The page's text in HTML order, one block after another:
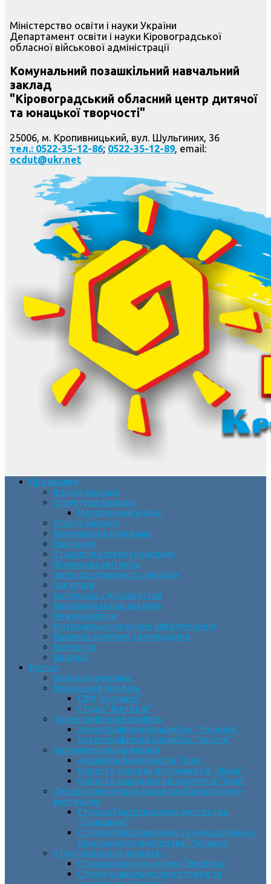
Міністерство освіти і науки України
Департамент освіти і науки Кіровоградської
обласної військової адміністрації
Комунальний позашкільний навчальний
заклад
"Кіровоградський обласний центр дитячої
та юнацької творчості"
25006, м. Кропивницький, вул. Шульгиних, 36
тел.: 0522-35-12-86; 0522-35-12-89, email:
ocdut@ukr.net
Про заклад
Історія закладу
Структура закладу
Методичний відділ
Статут закладу
Комплексна програма
Програми
Стратегія розвитку закладу
Фінансова звітність
Звіти про діяльність закладу
Закупівлі
Інструкція з діловодства
Кадровий склад закладу
Режим роботи
Матеріально-технічне забезпечення
Правила прийому та поведінки
Контакти
Вакансії
Гуртки
Освітня програма
Вокальний профіль
СВМ “Антарес”
Студія “Вікторія”
Хореографічний профіль
Хореографічний ансамбль “Росинка”
Хореографічний ансамбль “Час пік”
Інструментальна музика
Ансамбль бандуристів “Орія”
Оркестр духових інструментів “Зміна”
Оркестр народних інструментів “Орія”
Декоративно-прикладне та образотворче
мистецтво
Cтудія образотворчого мистецтва
“Соняшник”
Студія образотворчого та декоративно-
прикладного мистецтва “Писанка”
Студії раннього розвитку
Студія розвитку дитини “Веселка”
Студія дошкільної підготовки та